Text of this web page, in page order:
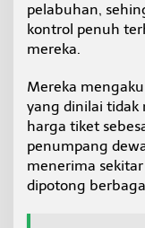
pelabuhan,
kontrol penuh
mereka.
Mereka
yang dinilai tidak
harga tiket
penumpang
menerima
dipotong